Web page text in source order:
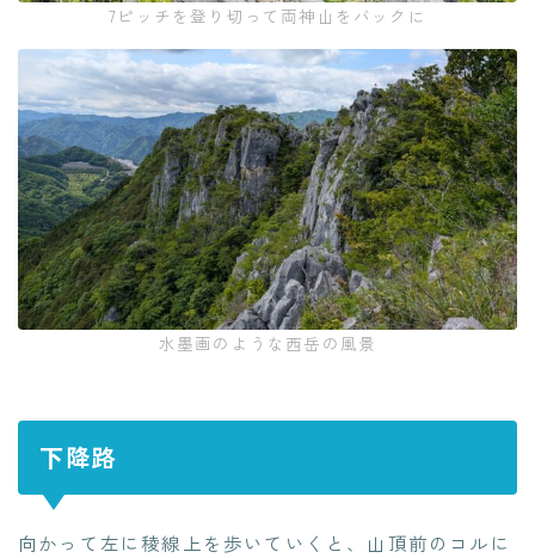
7ピッチを登り切って両神山をバックに
水墨画のような西岳の風景
下降路
向かって左に稜線上を歩いていくと、山頂前のコルに